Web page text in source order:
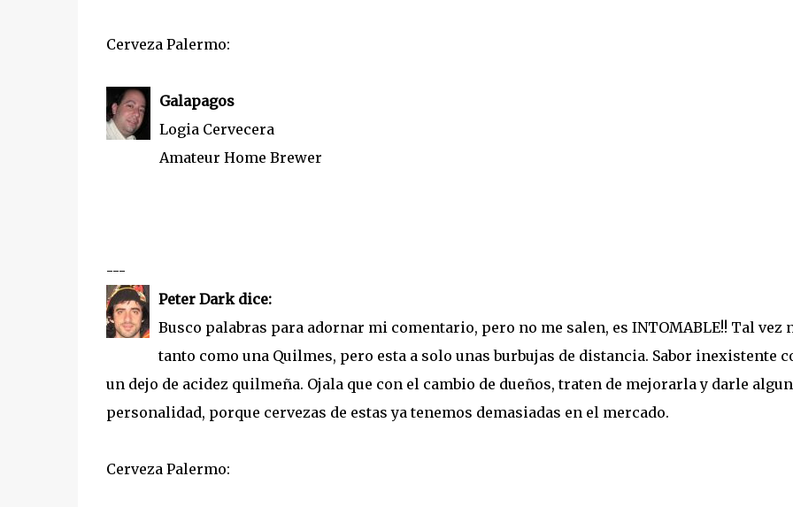
Cerveza Palermo:
Galapagos
Logia Cervecera
Amateur Home Brewer
---
Peter Dark dice:
Busco palabras para adornar mi comentario, pero no me salen, es INTOMABLE!! Tal vez
tanto como una Quilmes, pero esta a solo unas burbujas de distancia. Sabor inexistente
un dejo de acidez quilmeña. Ojala que con el cambio de dueños, traten de mejorarla y darle
personalidad, porque cervezas de estas ya tenemos demasiadas en el mercado.
Cerveza Palermo: